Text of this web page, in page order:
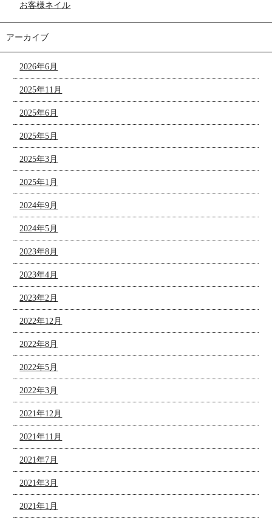
お客様ネイル
アーカイブ
2026年6月
2025年11月
2025年6月
2025年5月
2025年3月
2025年1月
2024年9月
2024年5月
2023年8月
2023年4月
2023年2月
2022年12月
2022年8月
2022年5月
2022年3月
2021年12月
2021年11月
2021年7月
2021年3月
2021年1月